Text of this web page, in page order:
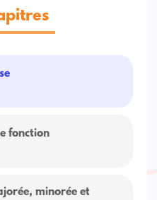
fonction
minorée et